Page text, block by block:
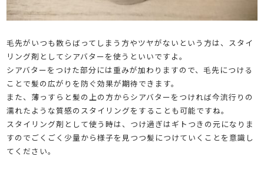
毛先がいつも散らばってしまう方やツヤがないという方は、スタイ
リング剤としてシアバターを使うといいですよ。
シアバターをつけた部分には重みが加わりますので、毛先につける
ことで髪の広がりを防ぐ効果が期待できます。
また、薄っすらと髪の上の方からシアバターをつければ今流行りの
濡れたような質感のスタイリングをすることも可能ですね。
スタイリング剤として使う時は、つけ過ぎはギトつきの元になりま
すのでごくごく少量から様子を見つつ髪につけていくことを意識し
てください。